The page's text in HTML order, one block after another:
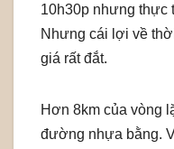
10h30p nhưng thực
Nhưng cái lợi về
giá rất đắt.
Hơn 8km của vòng
đường nhựa bằng.